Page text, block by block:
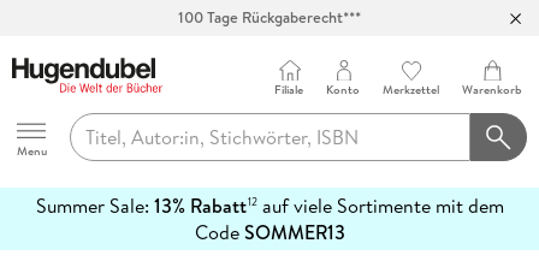
Abholung in über 100 Filialen
Hugendubel
Menu
Filiale Konto Merkzettel Warenkorb
Summer Sale: 13% Rabatt12auf viele Sortimente mit dem
CodeSOMMER13
erfahren